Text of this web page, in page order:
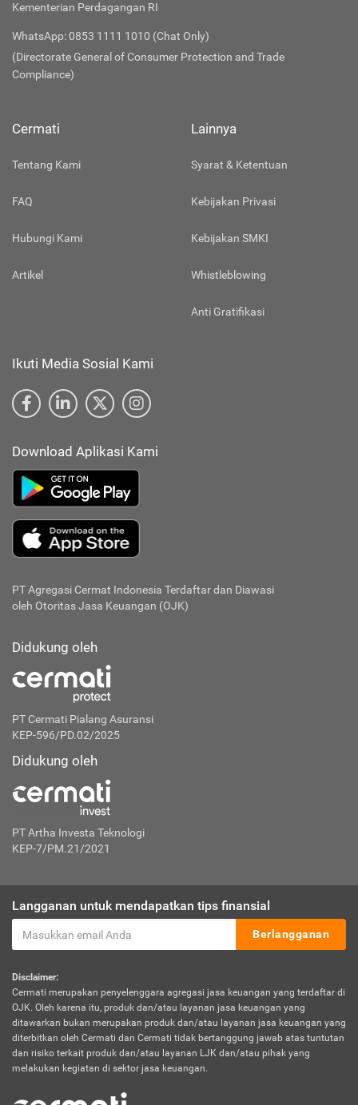
Kementerian Perdagangan RI
WhatsApp: 0853 1111 1010 (Chat Only)
(Directorate General of Consumer Protection and Trade
Compliance)
Cermati
Tentang Kami
FAQ
Hubungi Kami
Artikel
Lainnya
Syarat & Ketentuan
Kebijakan Privasi
Kebijakan SMKI
Whistleblowing
Anti Gratifikasi
Ikuti Media Sosial Kami
Download Aplikasi Kami
PT Agregasi Cermat Indonesia Terdaftar dan Diawasi
oleh Otoritas Jasa Keuangan (OJK)
Didukung oleh
PT Cermati Pialang Asuransi
KEP-596/PD.02/2025
Didukung oleh
PT Artha Investa Teknologi
KEP-7/PM.21/2021
Langganan untuk mendapatkan tips finansial
Berlangganan
Disclaimer:
Cermati merupakan penyelenggara agregasi jasa keuangan yang terdaftar di
OJK. Oleh karena itu, produk dan/atau layanan jasa keuangan yang
ditawarkan bukan merupakan produk dan/atau layanan jasa keuangan yang
diterbitkan oleh Cermati dan Cermati tidak bertanggung jawab atas tuntutan
dan risiko terkait produk dan/atau layanan LJK dan/atau pihak yang
melakukan kegiatan di sektor jasa keuangan.